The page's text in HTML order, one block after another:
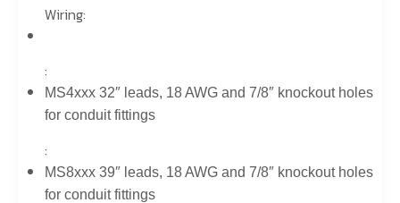
Wiring:
:
MS4xxx 32″ leads, 18 AWG and 7/8″ knockout holes
for conduit fittings
:
MS8xxx 39″ leads, 18 AWG and 7/8″ knockout holes
for conduit fittings